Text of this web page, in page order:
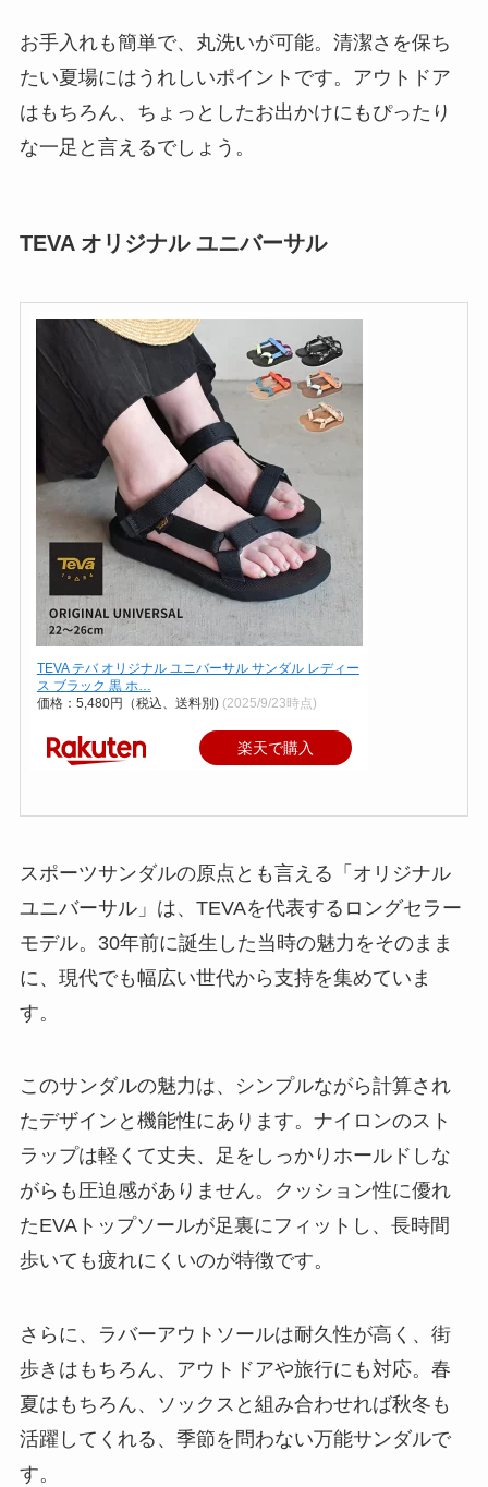
お手入れも簡単で、丸洗いが可能。清潔さを保ち
たい夏場にはうれしいポイントです。アウトドア
はもちろん、ちょっとしたお出かけにもぴったり
な一足と言えるでしょう。
TEVA オリジナル ユニバーサル
TEVA テバ オリジナル ユニバーサル サンダル レディー
ス ブラック 黒 ホ…
価格：5,480円（税込、送料別) (2025/9/23時点)
楽天で購入
スポーツサンダルの原点とも言える「オリジナル
ユニバーサル」は、TEVAを代表するロングセラー
モデル。30年前に誕生した当時の魅力をそのまま
に、現代でも幅広い世代から支持を集めていま
す。
このサンダルの魅力は、シンプルながら計算され
たデザインと機能性にあります。ナイロンのスト
ラップは軽くて丈夫、足をしっかりホールドしな
がらも圧迫感がありません。クッション性に優れ
たEVAトップソールが足裏にフィットし、長時間
歩いても疲れにくいのが特徴です。
さらに、ラバーアウトソールは耐久性が高く、街
歩きはもちろん、アウトドアや旅行にも対応。春
夏はもちろん、ソックスと組み合わせれば秋冬も
活躍してくれる、季節を問わない万能サンダルで
す。